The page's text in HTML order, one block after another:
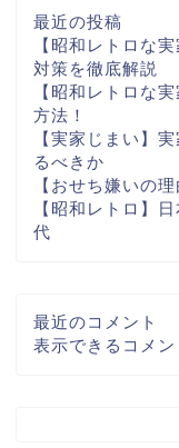
最近の投稿
【昭和レトロな
対策を徹底解説
【昭和レトロな
方法！
【実家じまい】
るべきか
【おせち嫌いの
【昭和レトロ】
代
最近のコメント
表示できるコメン